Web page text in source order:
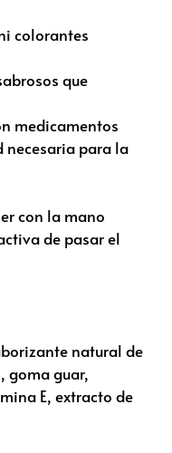
colorantes
que
medicamentos
necesaria para la
con la mano
de pasar el
natural de
goma guar,
E, extracto de